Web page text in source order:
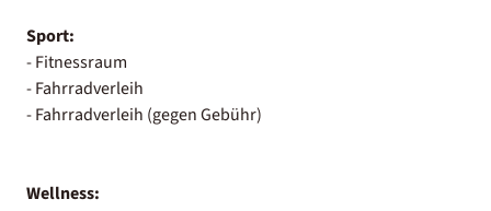
Sport:
- Fitnessraum
- Fahrradverleih
- Fahrradverleih (gegen Gebühr)
Wellness: